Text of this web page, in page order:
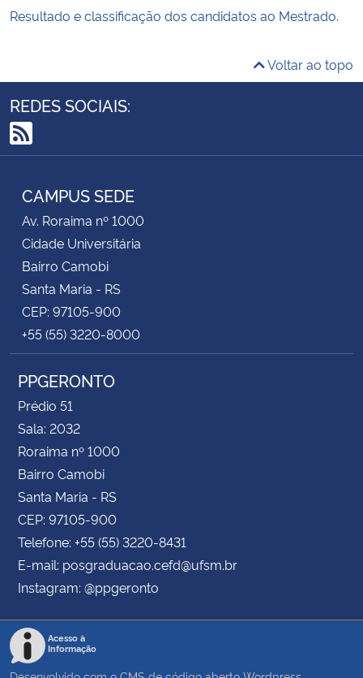
Resultado e classificação dos candidatos ao Mestrado.
Voltar ao topo
REDES SOCIAIS:
RSS
CAMPUS SEDE
Av. Roraima nº 1000
Cidade Universitária
Bairro Camobi
Santa Maria - RS
CEP: 97105-900
+55 (55) 3220-8000
PPGERONTO
Prédio 51
Sala: 2032
Roraima nº 1000
Bairro Camobi
Santa Maria - RS
CEP: 97105-900
Telefone: +55 (55) 3220-8431
E-mail: posgraduacao.cefd@ufsm.br
Instagram: @ppgeronto
Acesso à
Informação